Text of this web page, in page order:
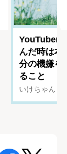
YouTuber
んだ時は
分の機嫌を
ること
いけちゃん（